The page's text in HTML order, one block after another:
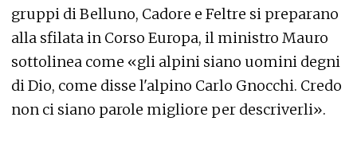
gruppi di Belluno, Cadore e Feltre si preparano
alla sfilata in Corso Europa, il ministro Mauro
sottolinea come «gli alpini siano uomini degni
di Dio, come disse l'alpino Carlo Gnocchi. Credo
non ci siano parole migliore per descriverli».